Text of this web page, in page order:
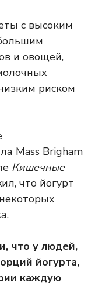
с высоким
и овощей,
риском
Mass Brigham
Кишечные
что йогурт
что у людей,
йогурта,
каждую